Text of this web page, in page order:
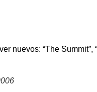
nuevos: “The Summit”,